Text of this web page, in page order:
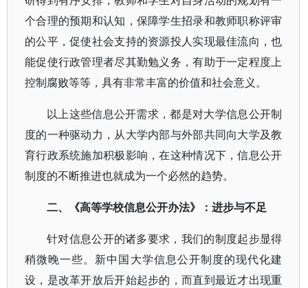
个合理的预期和认知，保障学生招录和教师职称评审
的公平，促使社会支持的资源投人实现最佳流向，也
能促使行政管理者尽其勤勉义务，有助于一定程度上
控制腐败等等，具有非常丰富的价值和社会意义。
以上这些信息公开需求，都是对大学信息公开制
度的一种驱动力，从大学内部与外部共同向大学及教
育行政系统施加积极影响，在这种情况下，信息公开
制度的不断推进也就成为一个必然的趋势。
二、《高等学校信息公开办法》：进步与不足
针对信息公开的诸多要求，我们的制度起步显得
稍微晚一些。新中国大学信息公开制度的现代化建
设，是改革开放后开始起步的，而直到最近才出现重